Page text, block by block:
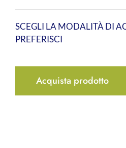
SCEGLI LA MODALITÀ DI
PREFERISCI
Acquista prodotto